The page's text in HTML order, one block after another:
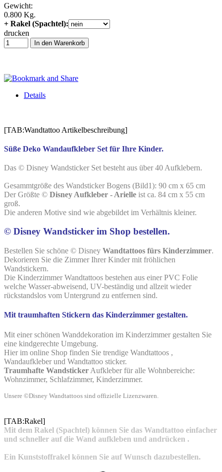
Gewicht:
0.800 Kg.
+ Rakel (Spachtel):
drucken
In den Warenkorb
Details
[TAB:Wandtattoo Artikelbeschreibung]
Süße Deko Wandaufkleber Set für Ihre Kinder.
Das © Disney Wandsticker Set besteht aus über 40 Aufklebern.
Gesammtgröße des Wandsticker Bogens (Bild1): 90 cm x 65 cm
Der Größte © Disney Aufkleber - Arielle ist ca. 84 cm x 55 cm
groß.
Die anderen Motive sind wie abgebildet im Verhältnis kleiner.
© Disney Wandsticker im Shop bestellen.
Bestellen Sie schöne © Disney Wandtattoos fürs Kinderzimmer.
Dekorieren Sie die Zimmer Ihrer Kinder mit fröhlichen
Wandstickern.
Die Kinderzimmer Wandtattoos bestehen aus einer PVC Folie
welche Wasser-abweisend, UV-beständig und allzeit wieder
rückstandslos vom Untergrund zu entfernen sind.
Mit traumhaften Stickern das Kinderzimmer gestalten.
Mit einer schönen Wanddekoration im Kinderzimmer gestalten Sie
eine kindgerechte Umgebung.
Hier im online Shop finden Sie trendige Wandtattoos ,
Wandaufkleber und Wandtattoo sticker.
Traumhafte Wandsticker Aufkleber für alle Wohnbereiche:
Wohnzimmer, Schlafzimmer, Kinderzimmer.
Unsere ©Disney Wandtattoos sind offizielle Lizenzwaren.
[TAB:Rakel]
Mit dem Rakel (Spachtel) können Sie das Wandtattoo einfacher
und schneller auf die Wand aufkleben und andrücken .
Ein Kunststoffrakel können Sie auf Wunsch dazubestellen.